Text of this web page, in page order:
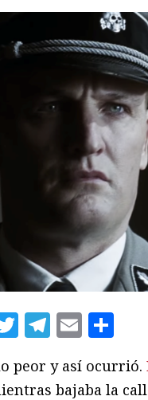
TwitterEmail
peor y así ocurrió.
bajaba la